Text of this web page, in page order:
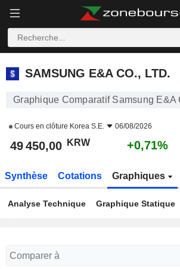
SAMSUNG E&A CO., LTD.
SAMSUNG E&A CO., LTD.
Graphique Comparatif Samsung E&A
Cours en clôture Korea S.E. 06/08/2026
49 450,00 KRW +0,71%
Synthèse Cotations Graphiques
Analyse Technique Graphique Statique